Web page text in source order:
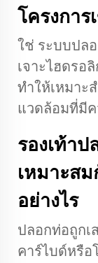
โครงการ
ใช่ ระบบปล
เจาะไฮดรอ
ทำให้เหมาะ
แวดล้อมที่มี
รองเท้า
เหมาะส
อย่างไร
ปลอกท่อถูกเ
คาร์ไบด์หรือ